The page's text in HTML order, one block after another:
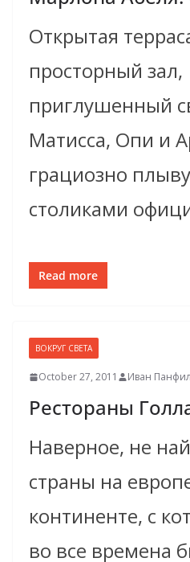
Открытая
просторный зал,
приглушенный
Матисса, Опи и
грациозно
столиками
Read more
ВОКРУГ СВЕТА
October 27, 2011 Иван
Рестораны
Наверное, не
страны на
континенте, с
во все времена